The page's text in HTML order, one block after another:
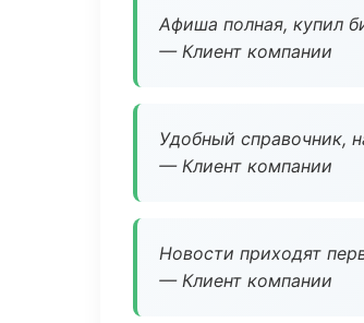
Афиша полная, купил
— Клиент компании
Удобный справочник,
— Клиент компании
Новости приходят
— Клиент компании